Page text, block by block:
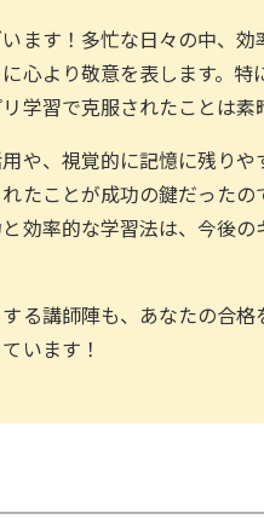
ます！多忙な日々の中、
心より敬意を表します。
学習で克服されたことは素
や、視覚的に記憶に残り
たことが成功の鍵だった
効率的な学習法は、今後
る講師陣も、あなたの合
います！